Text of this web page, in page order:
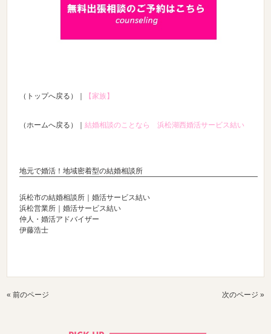
（トップへ戻る）｜ 【家族】
（ホームへ戻る）｜結婚相談のことなら 浜松湖西婚活サービス結い
地元で婚活！地域密着型の結婚相談所
浜松市の結婚相談所｜婚活サービス結い
浜松営業所｜婚活サービス結い
仲人・婚活アドバイザー
伊藤浩士
« 前のページ 次のページ »